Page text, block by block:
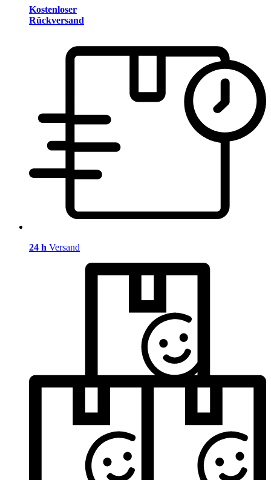
Kostenloser
Rückversand
24 h Versand